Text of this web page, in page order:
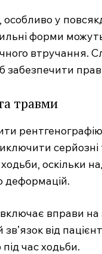
SUBSCRIBE NOW
особливо у
форми
втручання.
забезпечити
травми
оскільки
деформацій.
вправи
від
час ходьби.